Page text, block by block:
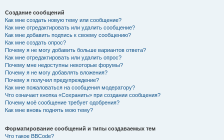
Создание сообщений
Как мне создать новую тему или сообщение?
Как мне отредактировать или удалить сообщение?
Как мне добавить подпись к своему сообщению?
Как мне создать опрос?
Почему я не могу добавить больше вариантов ответа?
Как мне отредактировать или удалить опрос?
Почему мне недоступны некоторые форумы?
Почему я не могу добавлять вложения?
Почему я получил предупреждение?
Как мне пожаловаться на сообщения модератору?
Что означает кнопка «Сохранить» при создании сообщения?
Почему моё сообщение требует одобрения?
Как мне вновь поднять мою тему?
Форматирование сообщений и типы создаваемых тем
Что такое BBCode?